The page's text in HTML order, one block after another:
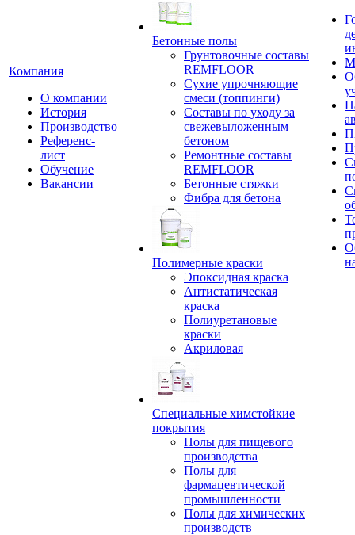
Компания
О компании
История
Производство
Референс-
лист
Обучение
Вакансии
Бетонные полы
Грунтовочные составы
REMFLOOR
Сухие упрочняющие
смеси (топпинги)
Составы по уходу за
свежевыложенным
бетоном
Ремонтные составы
REMFLOOR
Бетонные стяжки
Фибра для бетона
Полимерные краски
Эпоксидная краска
Антистатическая
краска
Полиуретановые
краски
Акриловая
Специальные химстойкие
покрытия
Полы для пищевого
производства
Полы для
фармацевтической
промышленности
Полы для химических
производств